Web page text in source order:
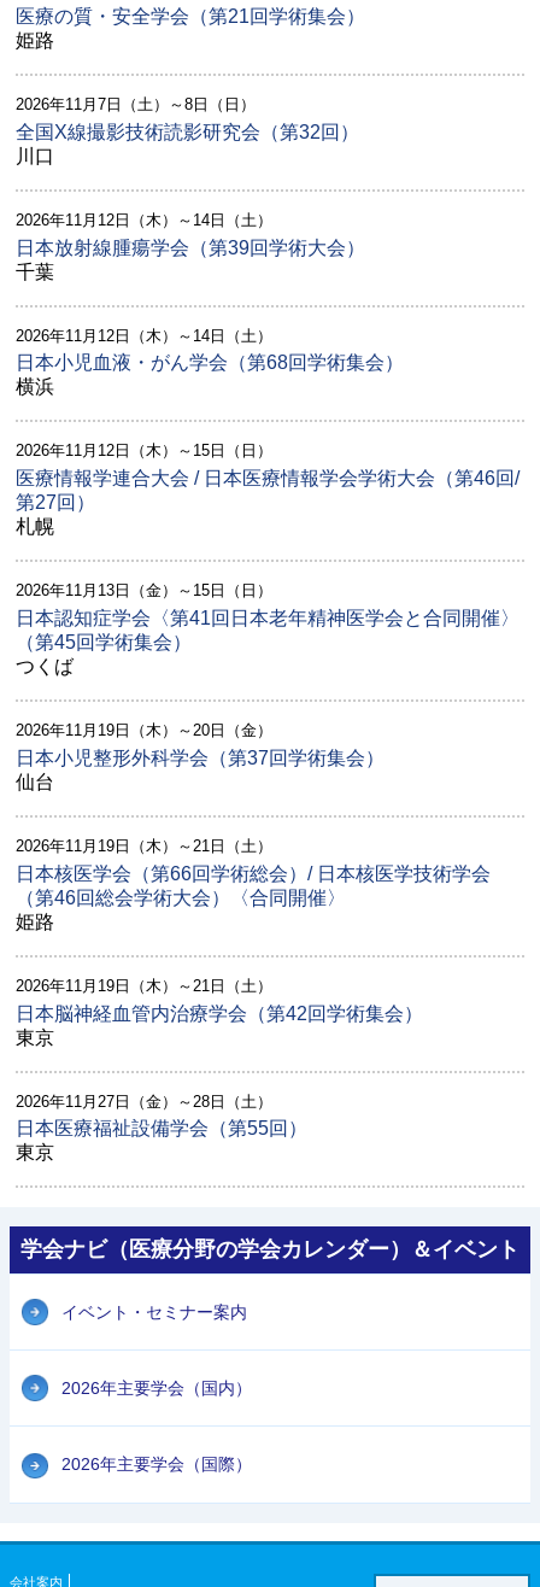
医療の質・安全学会（第21回学術集会）
姫路
2026年11月7日（土）～8日（日）
全国X線撮影技術読影研究会（第32回）
川口
2026年11月12日（木）～14日（土）
日本放射線腫瘍学会（第39回学術大会）
千葉
2026年11月12日（木）～14日（土）
日本小児血液・がん学会（第68回学術集会）
横浜
2026年11月12日（木）～15日（日）
医療情報学連合大会 / 日本医療情報学会学術大会（第46回/
第27回）
札幌
2026年11月13日（金）～15日（日）
日本認知症学会〈第41回日本老年精神医学会と合同開催〉
（第45回学術集会）
つくば
2026年11月19日（木）～20日（金）
日本小児整形外科学会（第37回学術集会）
仙台
2026年11月19日（木）～21日（土）
日本核医学会（第66回学術総会）/ 日本核医学技術学会
（第46回総会学術大会）〈合同開催〉
姫路
2026年11月19日（木）～21日（土）
日本脳神経血管内治療学会（第42回学術集会）
東京
2026年11月27日（金）～28日（土）
日本医療福祉設備学会（第55回）
東京
学会ナビ（医療分野の学会カレンダー）＆イベント
イベント・セミナー案内
2026年主要学会（国内）
2026年主要学会（国際）
会社案内